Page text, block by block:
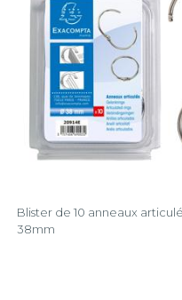
Blister de 10 anneaux
38mm